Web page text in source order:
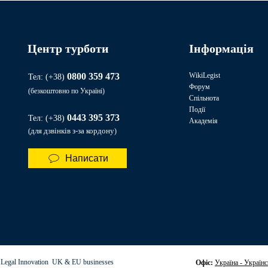
Центр турботи
Тел: (+38) 0800 359 473
(безкоштовно по Україні)
Тел:(+38)0443 395 373​​
(для дзвінків з-за кордону)
Написати
Інформація
WikiLegist
Форум
Спільнота
Події
Академія
Innovation UK & EU businesses Офіс: Україна -